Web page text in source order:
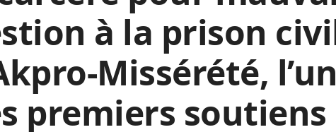
à la prison
Missérété, l’un
premiers soutiens